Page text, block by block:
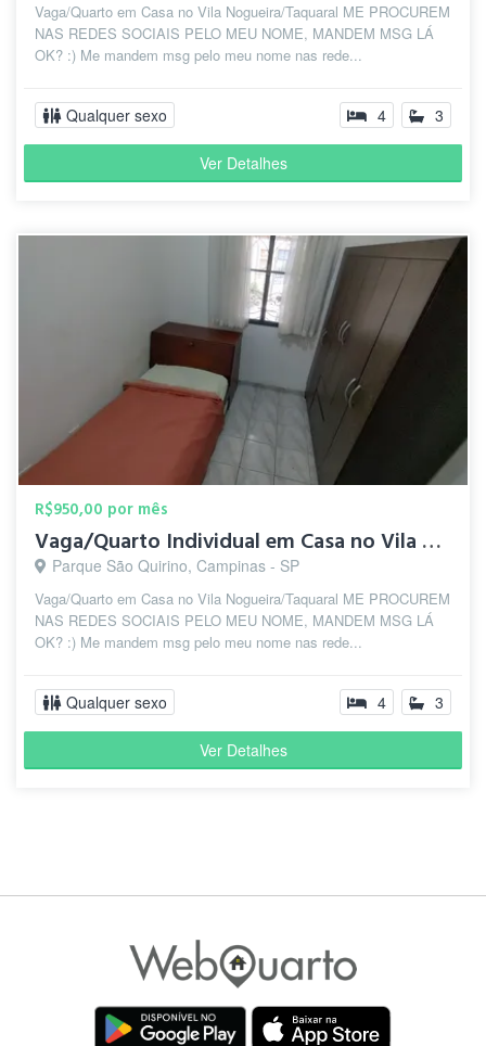
Vaga/Quarto em Casa no Vila Nogueira/Taquaral ME PROCUREM
NAS REDES SOCIAIS PELO MEU NOME, MANDEM MSG LÁ
OK? :) Me mandem msg pelo meu nome nas rede...
Qualquer sexo 4 3
Ver Detalhes
R$950,00 por mês
Vaga/Quarto Individual em Casa no Vila Nogueira/Taquaral
Parque São Quirino, Campinas - SP
Vaga/Quarto em Casa no Vila Nogueira/Taquaral ME PROCUREM
NAS REDES SOCIAIS PELO MEU NOME, MANDEM MSG LÁ
OK? :) Me mandem msg pelo meu nome nas rede...
Qualquer sexo 4 3
Ver Detalhes